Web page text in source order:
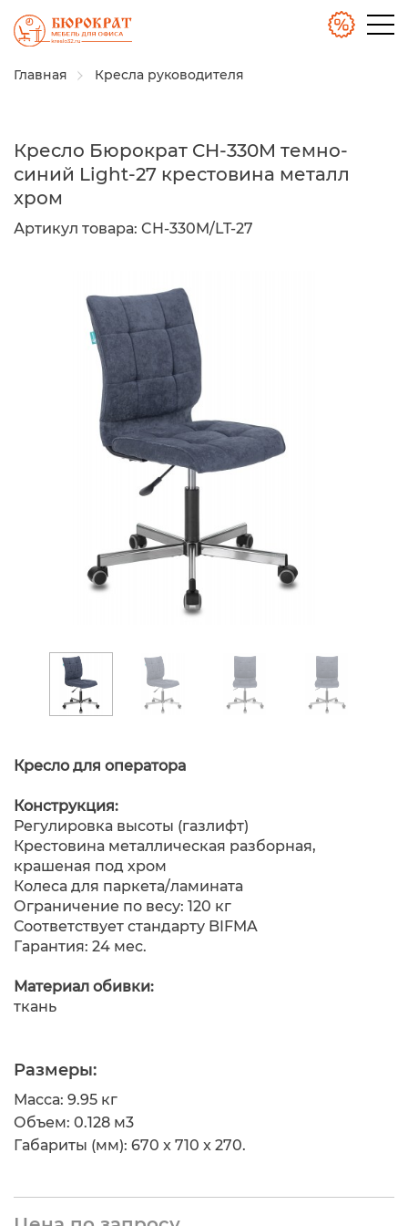
Главная Кресла руководителя
Кресло Бюрократ CH-330M темно-
синий Light-27 крестовина металл
хром
Артикул товара: CH-330M/LT-27
Кресло для оператора
Конструкция:
Регулировка высоты (газлифт)
Крестовина металлическая разборная,
крашеная под хром
Колеса для паркета/ламината
Ограничение по весу: 120 кг
Соответствует стандарту BIFMA
Гарантия: 24 мес.
Материал обивки:
ткань
Размеры:
Масса: 9.95 кг
Объем: 0.128 м3
Габариты (мм): 670 x 710 x 270.